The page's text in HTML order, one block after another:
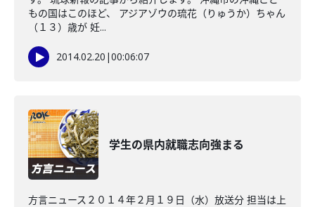
もの国はこのほど、 アジアゾウの琉花（りゅうか）ちゃん
（１３）歳が 妊...
2014.02.20 |00:06:07
学生の県内就職志向強まる
方言ニュース２０１４年２月１９日（水）放送分 担当は上